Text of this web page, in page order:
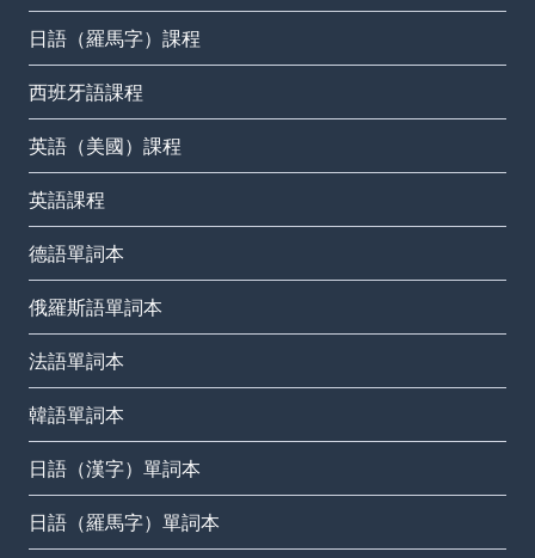
日語（羅馬字）課程
西班牙語課程
英語（美國）課程
英語課程
德語單詞本
俄羅斯語單詞本
法語單詞本
韓語單詞本
日語（漢字）單詞本
日語（羅馬字）單詞本